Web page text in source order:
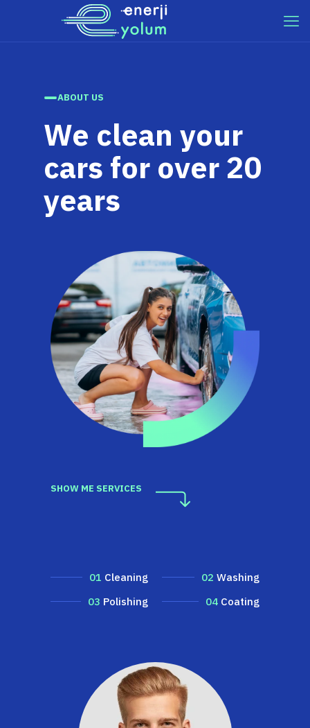
ABOUT US
We clean your
cars for over 20
years
SHOW ME SERVICES
01 Cleaning 02 Washing
03 Polishing 04 Coating